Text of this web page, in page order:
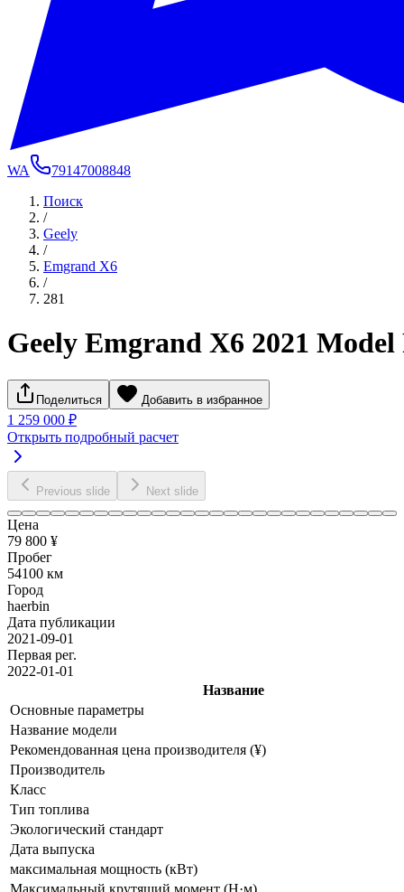
WA
79147008848
Поиск
/
Geely
/
Emgrand X6
/
281
Geely Emgrand X6 2021
Поделиться Добавить в избранное
1 259 000 ₽
Открыть подробный расчет
Previous slide Next slide
Цена
79 800 ¥
Пробег
54100 км
Город
haerbin
Дата публикации
2021-09-01
Первая рег.
2022-01-01
Название
Основные параметры
Название модели
Рекомендованная цена производителя (¥)
Производитель
Класс
Тип топлива
Экологический стандарт
Дата выпуска
максимальная мощность (кВт)
Максимальный крутящий момент (Н·м)